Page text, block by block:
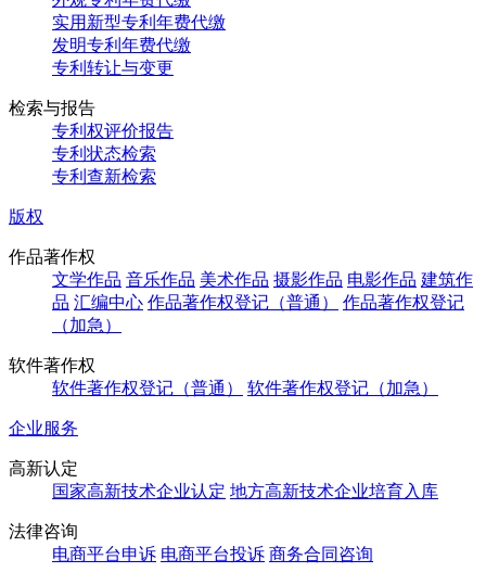
实用新型专利年费代缴
发明专利年费代缴
专利转让与变更
检索与报告
专利权评价报告
专利状态检索
专利查新检索
版权
作品著作权
文学作品 音乐作品 美术作品 摄影作品 电影作品 建筑作
品 汇编中心 作品著作权登记（普通）
作品著作权登记
（加急）
软件著作权
软件著作权登记（普通）
软件著作权登记（加急）
企业服务
高新认定
国家高新技术企业认定 地方高新技术企业培育入库
法律咨询
电商平台申诉 电商平台投诉 商务合同咨询